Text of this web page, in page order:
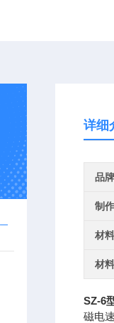
详细
品牌
制
材料
材
SZ-6
磁电